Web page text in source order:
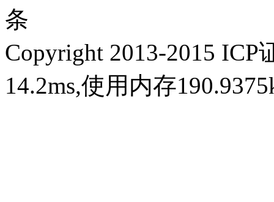
条
Copyright 2013-2015 ICP
14.2ms,使用内存